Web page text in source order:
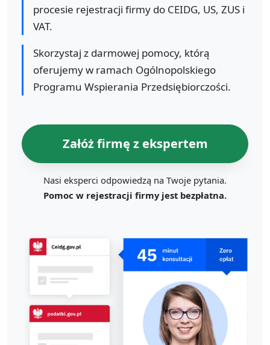
procesie rejestracji firmy do CEIDG, US, ZUS i
VAT.
Skorzystaj z darmowej pomocy, którą
oferujemy w ramach Ogólnopolskiego
Programu Wspierania Przedsiębiorczości.
Załóż firmę z ekspertem
Nasi eksperci odpowiedzą na Twoje pytania.
Pomoc w rejestracji firmy jest bezpłatna.